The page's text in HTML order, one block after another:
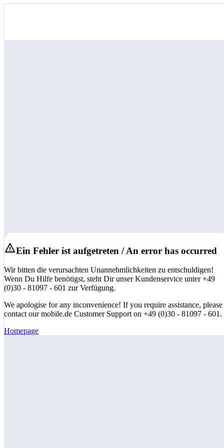
Ein Fehler ist aufgetreten / An error has occurred
Wir bitten die verursachten Unannehmlichkeiten zu entschuldigen!
Wenn Du Hilfe benötigst, steht Dir unser Kundenservice unter +49
(0)30 - 81097 - 601 zur Verfügung.
We apologise for any inconvenience! If you require assistance, please
contact our mobile.de Customer Support on +49 (0)30 - 81097 - 601.
Homepage